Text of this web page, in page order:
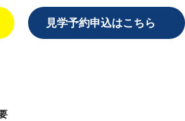
見学予約申込はこちら